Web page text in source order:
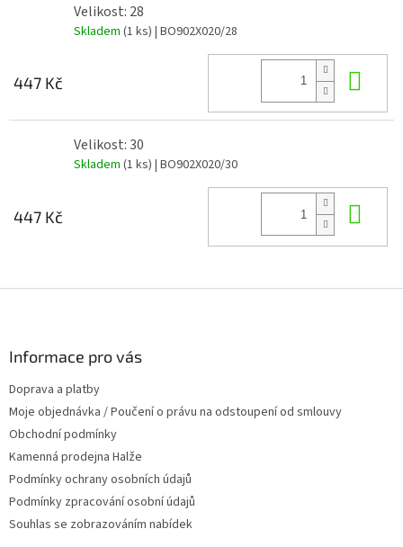
Velikost: 28
Skladem (1 ks) | BO902X020/28
447 Kč
Velikost: 30
Skladem (1 ks) | BO902X020/30
447 Kč
Informace pro vás
Doprava a platby
Moje objednávka / Poučení o právu na odstoupení od smlouvy
Obchodní podmínky
Kamenná prodejna Halže
Podmínky ochrany osobních údajů
Podmínky zpracování osobní údajů
Souhlas se zobrazováním nabídek